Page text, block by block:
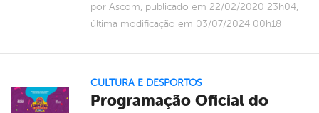
por Ascom, publicado em 22/02/2020 23h04,
última modificação em 03/07/2024 00h18
CULTURA E DESPORTOS
Programação Oficial do